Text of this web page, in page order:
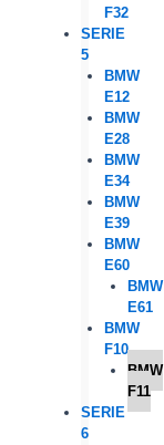
F32
SERIE
5
BMW
E12
BMW
E28
BMW
E34
BMW
E39
BMW
E60
BMW
E61
BMW
F10
BMW
F11
SERIE
6